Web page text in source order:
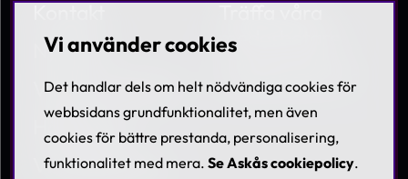
Nyheter
Villkor & Policies
Hållbarhet
Visselblåsning
medarbetare
Lediga tjänster
Vi använder cookies
Det handlar dels om helt nödvändiga cookies för
webbsidans grundfunktionalitet, men även
cookies för bättre prestanda, personalisering,
funktionalitet med mera. Se Askås cookiepolicy.